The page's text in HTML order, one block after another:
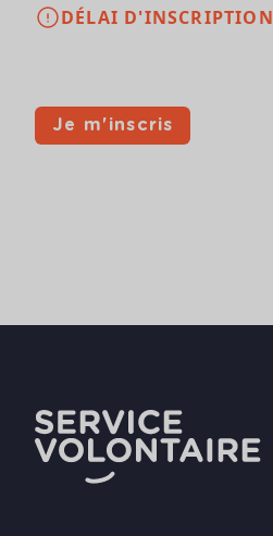
DÉLAI D'INSCRIPTION
Je m'inscris